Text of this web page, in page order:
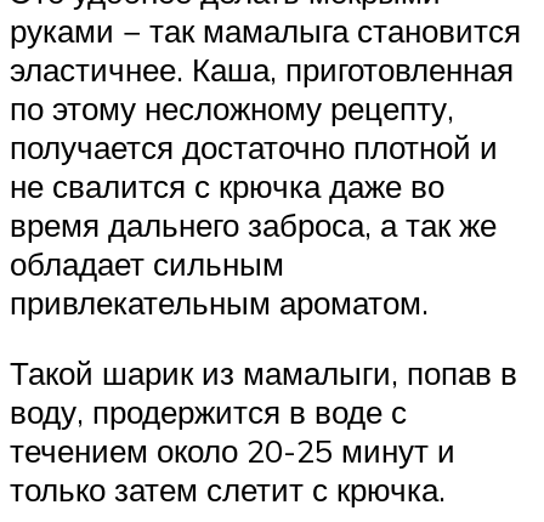
руками − так мамалыга становится
эластичнее. Каша, приготовленная
по этому несложному рецепту,
получается достаточно плотной и
не свалится с крючка даже во
время дальнего заброса, а так же
обладает сильным
привлекательным ароматом.
Такой шарик из мамалыги, попав в
воду, продержится в воде с
течением около 20-25 минут и
только затем слетит с крючка.